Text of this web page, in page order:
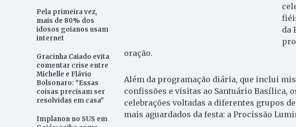
Pela primeira vez,
mais de 80% dos
idosos goianos usam
internet
Gracinha Caiado evita
comentar crise entre
Michelle e Flávio
Bolsonaro: "Essas
coisas precisam ser
resolvidas em casa"
Implanon no SUS em
da
oração.
Além da programação diária, que inclui
confissões e visitas ao Santuário Basílica,
celebrações voltadas a diferentes grupos
mais aguardados da festa: a Procissão